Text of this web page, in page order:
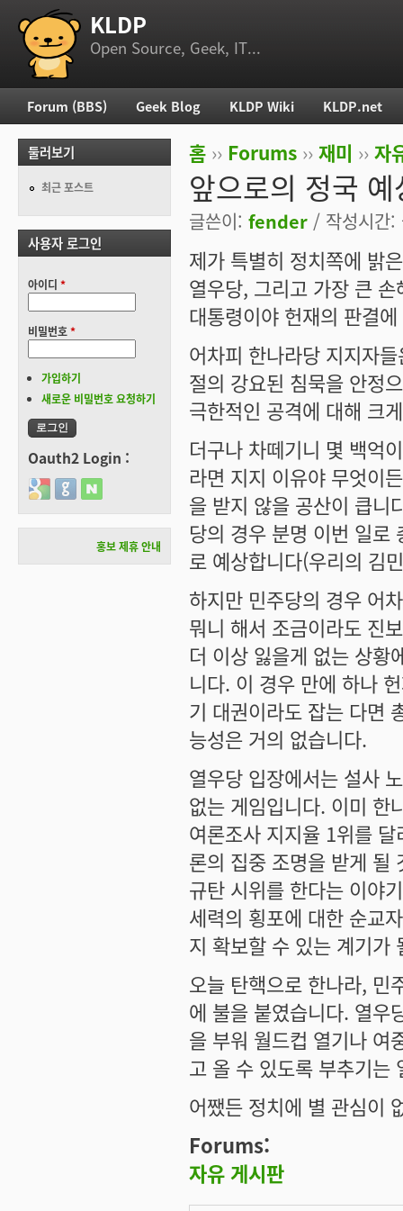
부 메뉴 KLDP
Open Source, Geek, IT...
현재 위치
홈 ›› Forums ›› 재미 ›› 자
앞으로의 정국
글쓴이: fender / 작성시간
제가 특별히 정치쪽에 밝
열우당, 그리고 가장 큰
대통령이야 헌재의 판결
어차피 한나라당 지지자
절의 강요된 침묵을 안정
극한적인 공격에 대해 크
더구나 차떼기니 몇 백억
라면 지지 이유야 무엇이
을 받지 않을 공산이 큽니
당의 경우 분명 이번 일로
로 예상합니다(우리의 김
하지만 민주당의 경우 어
뭐니 해서 조금이라도 진
더 이상 잃을게 없는 상황
니다. 이 경우 만에 하나
기 대권이라도 잡는 다면
능성은 거의 없습니다.
열우당 입장에서는 설사
없는 게임입니다. 이미 한
여론조사 지지율 1위를
론의 집중 조명을 받게 될
규탄 시위를 한다는 이야
세력의 횡포에 대한 순교
지 확보할 수 있는 계기가
오늘 탄핵으로 한나라, 민
에 불을 붙였습니다. 열우
을 부워 월드컵 열기나 여
고 올 수 있도록 부추기는
어쨌든 정치에 별 관심이
Forums:
자유 게시판
주 메뉴
Forum (BBS) Geek Blog KLDP Wiki KLDP.net
둘러보기
최근 포스트
사용자 로그인
아이디 *
비밀번호*
가입하기
새로운 비밀번호 요청하기
Oauth2 Login :
Login with Google
Login with GitHub
Login with Naver
홍보 제휴 안내